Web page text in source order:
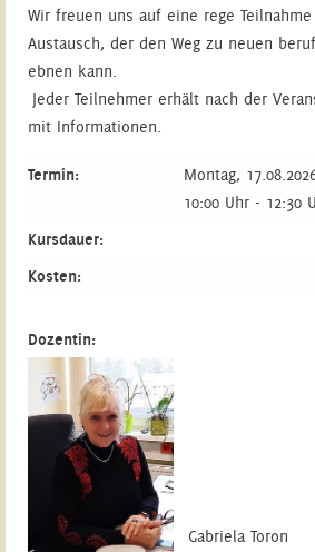
Wir freuen uns auf eine rege
Austausch, der den Weg zu neuen
ebnen kann.
Jeder Teilnehmer erhält nach der
mit Informationen.
Termin:
Montag,
10:00 Uhr - 12:30
Kursdauer:
Kosten:
Dozentin:
Gabriela Toron